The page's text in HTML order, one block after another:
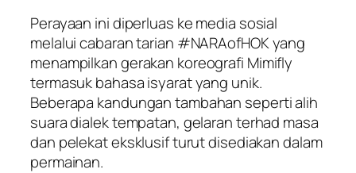
Perayaan ini diperluas ke media sosial
melalui cabaran tarian #NARAofHOK yang
menampilkan gerakan koreografi Mimifly
termasuk bahasa isyarat yang unik.
Beberapa kandungan tambahan seperti alih
suara dialek tempatan, gelaran terhad masa
dan pelekat eksklusif turut disediakan dalam
permainan.